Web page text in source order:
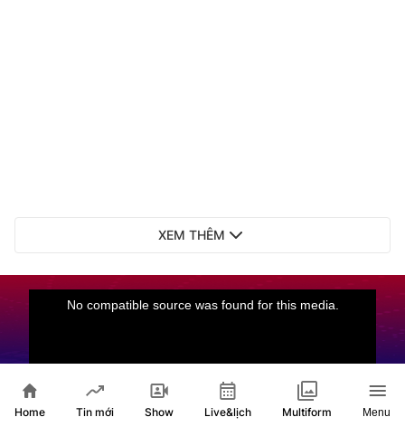
XEM THÊM
Home Tin mới Show Live&lịch Multiform Menu